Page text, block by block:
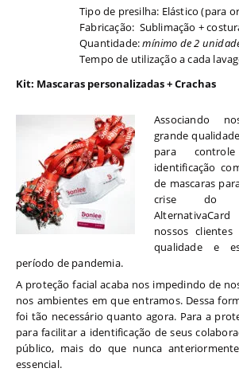
Tipo de presilha: Elástico (para
Fabricação: Sublimação +
Quantidade:mínimo de 2
Tempo de utilização a cada
Kit: Mascaras personalizadas + Crachas
Associando
grande
para
identificação
de mascaras
crise do
nossos
qualidade e
período de pandemia.
A proteção facial acaba nos impedindo de
nos ambientes em que entramos. Dessa
foi tão necessário quanto agora. Para a
para facilitar a identificação de seus
público, mais do que nunca
essencial.